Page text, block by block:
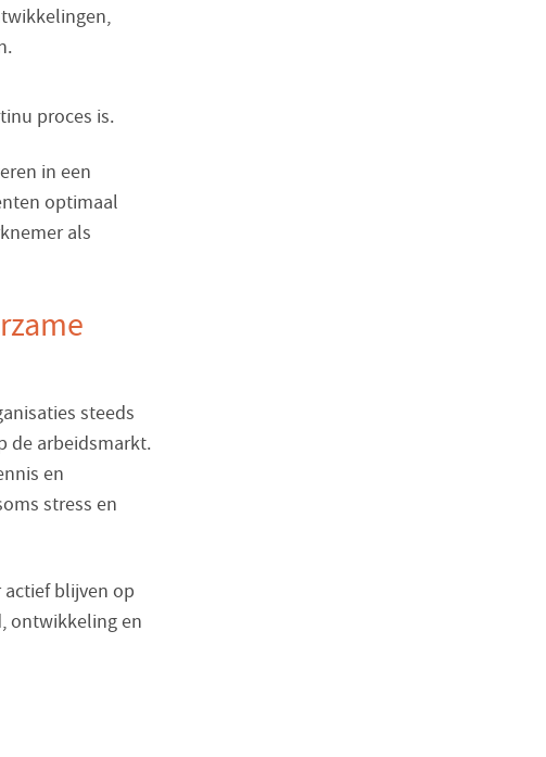
proces is.
in een
optimaal
als
steeds
de arbeidsmarkt.
en
stress en
blijven op
ontwikkeling en